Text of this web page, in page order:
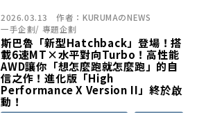
2026.03.13 作者： KURUMAのNEWS
一手企劃/ 專題企劃
斯巴魯「新型Hatchback」登場！搭
載6速MT×水平對向Turbo！高性能
AWD讓你「想怎麼跑就怎麼跑」的自
信之作！進化版「High
Performance X Version II」終於啟
動！